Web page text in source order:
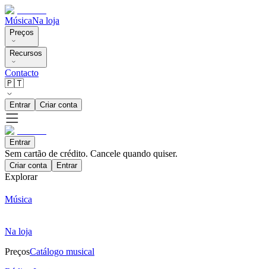
MúsicaNa loja
Preços
Recursos
Contacto
🇵🇹
Entrar Criar conta
Entrar
Sem cartão de crédito. Cancele quando quiser.
Criar conta Entrar
Explorar
Música
Na loja
PreçosCatálogo musical